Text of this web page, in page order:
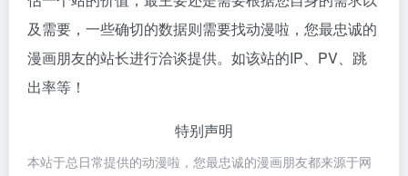
及需要，一些确切的数据则需要找动漫啦，您最忠诚的
漫画朋友的站长进行洽谈提供。如该站的IP、PV、跳
出率等！
特别声明
本站于总日常提供的动漫啦，您最忠诚的漫画朋友都来源于网